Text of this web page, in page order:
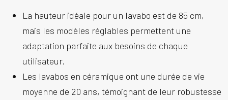
La hauteur idéale pour un lavabo est de 85 cm,
mais les modèles réglables permettent une
adaptation parfaite aux besoins de chaque
utilisateur.
Les lavabos en céramique ont une durée de vie
moyenne de 20 ans, témoignant de leur robustesse